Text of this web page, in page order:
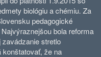
biológiu a chémiu. Za
pedagogické
bola reforma
stretlo
že na